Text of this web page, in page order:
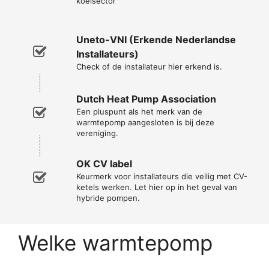
Uneto-VNI (Erkende Nederlandse
Installateurs)
Check of de installateur hier erkend is.
Dutch Heat Pump Association
Een pluspunt als het merk van de
warmtepomp aangesloten is bij deze
vereniging.
OK CV label
Keurmerk voor installateurs die veilig met CV-
ketels werken. Let hier op in het geval van
hybride pompen.
Welke warmtepomp